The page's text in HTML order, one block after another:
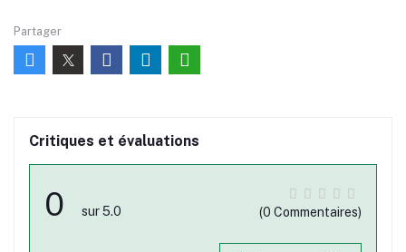
Partager
Critiques et évaluations
0 sur 5.0 (0 Commentaires)